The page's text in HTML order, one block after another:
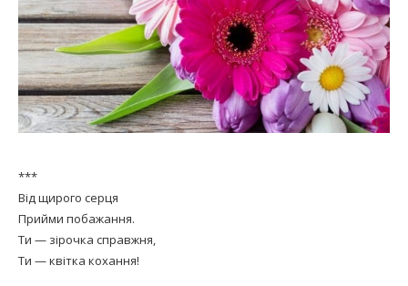
***
Від щирого серця
Прийми побажання.
Ти — зірочка справжня,
Ти — квітка кохання!